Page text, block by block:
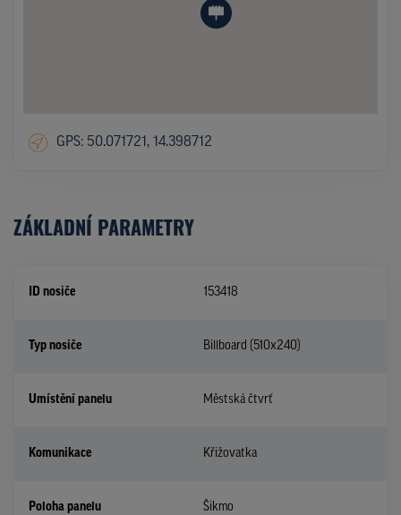
GPS: 50.071721, 14.398712
ZÁKLADNÍ PARAMETRY
ID nosiče 153418
Typ nosiče Billboard (510x240)
Umístění panelu Městská čtvrť
Komunikace Křižovatka
Poloha panelu Šikmo